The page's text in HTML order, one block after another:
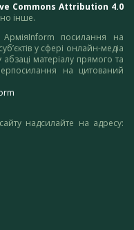
Commons Attribution 4.0
інше.
посилання на
у сфері онлайн-медіа
матеріалу прямого та
на цитований
надсилайте на адресу: